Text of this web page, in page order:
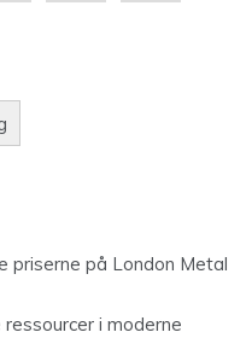
priserne på London Metal
i moderne